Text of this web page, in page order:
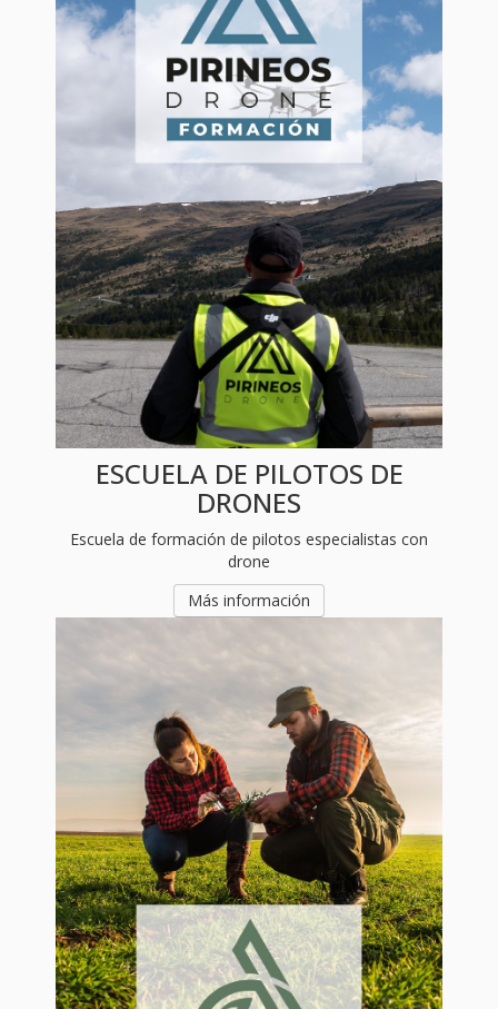
ESCUELA DE PILOTOS DE
DRONES
Escuela de formación de pilotos especialistas con
drone
Más información